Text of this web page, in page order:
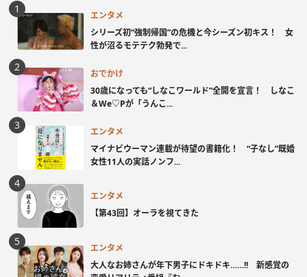
エンタメ
シリーズ初“強制帰国”の危機と今シーズン初キス！ 女
性が沼るモテテク勃発で...
おでかけ
30歳になっても“しなこワールド”全開を宣言！ しなこ
＆We♡Pが「うんこ...
エンタメ
マイナビウーマン連載が待望の書籍化！ “子なし”既婚
女性11人の実話ノンフ...
エンタメ
【第43回】オーラを視てきた
エンタメ
大人なお姉さんが年下男子にドキドキ……!! 新感覚の